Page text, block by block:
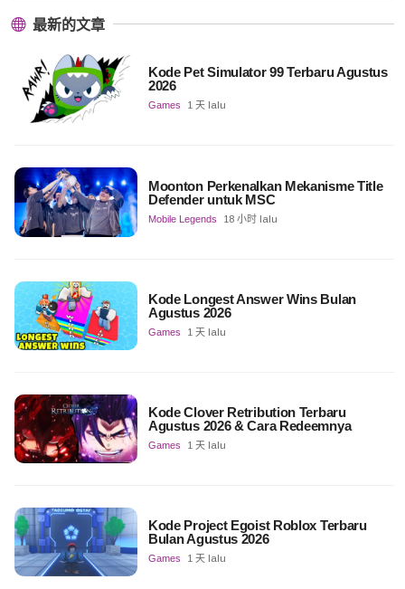
最新的文章
Kode Pet Simulator 99 Terbaru Agustus
2026
Games 1 天 lalu
Moonton Perkenalkan Mekanisme Title
Defender untuk MSC
Mobile Legends 18 小时 lalu
Kode Longest Answer Wins Bulan
Agustus 2026
Games 1 天 lalu
Kode Clover Retribution Terbaru
Agustus 2026 & Cara Redeemnya
Games 1 天 lalu
Kode Project Egoist Roblox Terbaru
Bulan Agustus 2026
Games 1 天 lalu